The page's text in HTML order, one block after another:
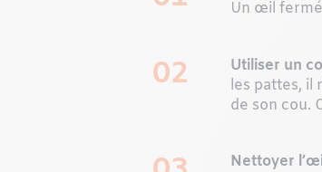
Un œil
02 Utiliser un
les pattes, il
de son cou.
Nettoyer